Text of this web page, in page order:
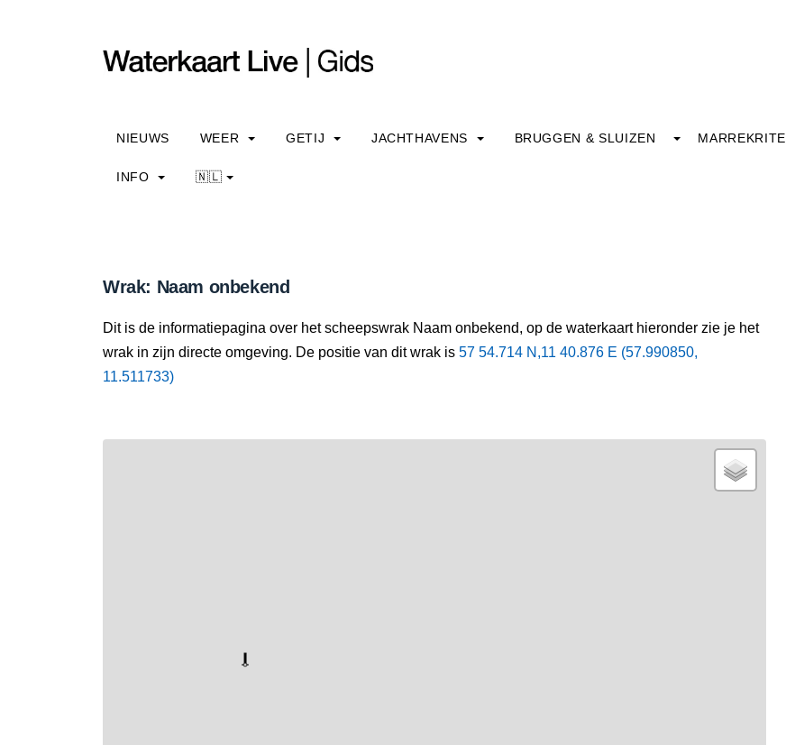
NIEUWS WEER GETIJ JACHTHAVENS BRUGGEN & SLUIZEN MARREKRITE
INFO 🇳🇱
Wrak: Naam onbekend
Dit is de informatiepagina over het scheepswrak Naam onbekend, op de waterkaart hieronder zie je het
wrak in zijn directe omgeving. De positie van dit wrak is 57 54.714 N,11 40.876 E (57.990850,
11.511733)